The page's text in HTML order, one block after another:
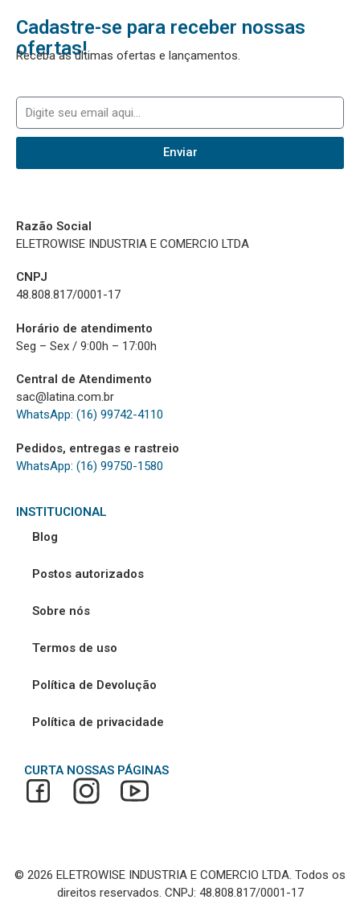
Cadastre-se para receber nossas
ofertas!
Receba as últimas ofertas e lançamentos.
Enviar
Razão Social
ELETROWISE INDUSTRIA E COMERCIO LTDA
CNPJ
48.808.817/0001-17
Horário de atendimento
Seg – Sex / 9:00h – 17:00h
Central de Atendimento
sac@latina.com.br
WhatsApp: (16) 99742-4110
Pedidos, entregas e rastreio
WhatsApp: (16) 99750-1580
INSTITUCIONAL
Blog
Postos autorizados
Sobre nós
Termos de uso
Política de Devolução
Política de privacidade
CURTA NOSSAS PÁGINAS
© 2026 ELETROWISE INDUSTRIA E COMERCIO LTDA. Todos os
direitos reservados. CNPJ: 48.808.817/0001-17